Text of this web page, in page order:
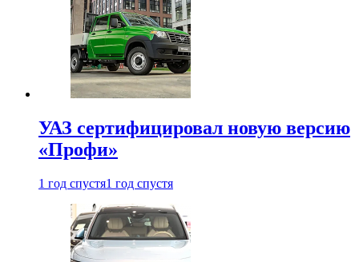
УАЗ сертифицировал новую версию
«Профи»
1 год спустя1 год спустя